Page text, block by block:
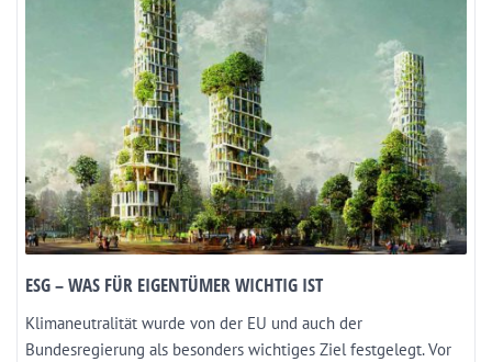
ESG – WAS FÜR EIGENTÜMER WICHTIG IST
Klimaneutralität wurde von der EU und auch der
Bundesregierung als besonders wichtiges Ziel festgelegt. Vor